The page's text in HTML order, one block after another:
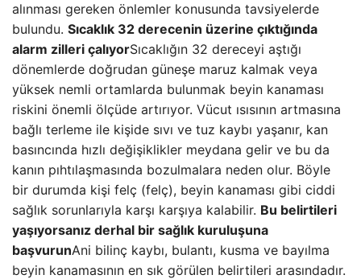
alınması gereken önlemler konusunda tavsiyelerde
bulundu. Sıcaklık 32 derecenin üzerine çıktığında
alarm zilleri çalıyorSıcaklığın 32 dereceyi aştığı
dönemlerde doğrudan güneşe maruz kalmak veya
yüksek nemli ortamlarda bulunmak beyin kanaması
riskini önemli ölçüde artırıyor. Vücut ısısının artmasına
bağlı terleme ile kişide sıvı ve tuz kaybı yaşanır, kan
basıncında hızlı değişiklikler meydana gelir ve bu da
kanın pıhtılaşmasında bozulmalara neden olur. Böyle
bir durumda kişi felç (felç), beyin kanaması gibi ciddi
sağlık sorunlarıyla karşı karşıya kalabilir. Bu belirtileri
yaşıyorsanız derhal bir sağlık kuruluşuna
başvurunAni bilinç kaybı, bulantı, kusma ve bayılma
beyin kanamasının en sık görülen belirtileri arasındadır.